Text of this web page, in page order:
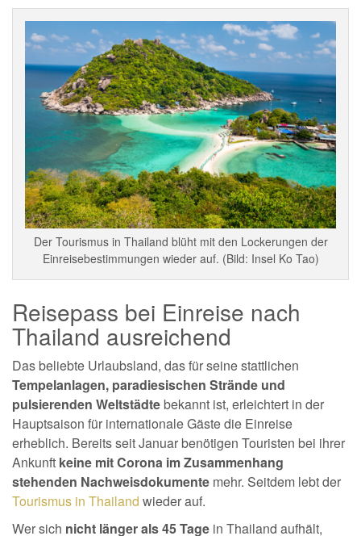
Der Tourismus in Thailand blüht mit den Lockerungen der
Einreisebestimmungen wieder auf. (Bild: Insel Ko Tao)
Reisepass bei Einreise nach
Thailand ausreichend
Das beliebte Urlaubsland, das für seine stattlichen
Tempelanlagen, paradiesischen Strände und
pulsierenden Weltstädtebekannt ist, erleichtert in der
Hauptsaison für internationale Gäste die Einreise
erheblich. Bereits seit Januar benötigen Touristen bei ihrer
Ankunft keine mit Corona im Zusammenhang
stehenden Nachweisdokumente mehr. Seitdem lebt der
Tourismus in Thailand wieder auf.
Wer sich nicht länger als 45 Tage in Thailand aufhält,